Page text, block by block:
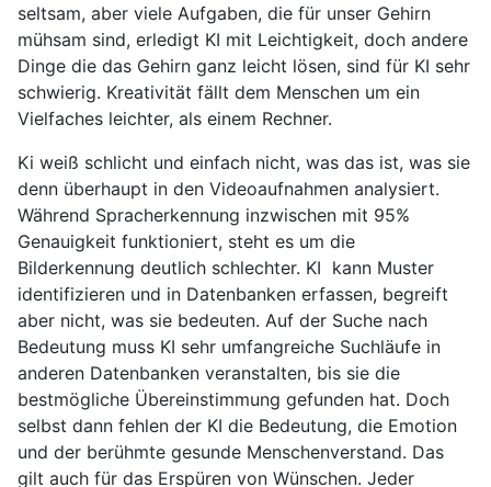
seltsam, aber viele Aufgaben, die für unser Gehirn
mühsam sind, erledigt KI mit Leichtigkeit, doch andere
Dinge die das Gehirn ganz leicht lösen, sind für KI sehr
schwierig. Kreativität fällt dem Menschen um ein
Vielfaches leichter, als einem Rechner.
Ki weiß schlicht und einfach nicht, was das ist, was sie
denn überhaupt in den Videoaufnahmen analysiert.
Während Spracherkennung inzwischen mit 95%
Genauigkeit funktioniert, steht es um die
Bilderkennung deutlich schlechter. KI kann Muster
identifizieren und in Datenbanken erfassen, begreift
aber nicht, was sie bedeuten. Auf der Suche nach
Bedeutung muss KI sehr umfangreiche Suchläufe in
anderen Datenbanken veranstalten, bis sie die
bestmögliche Übereinstimmung gefunden hat. Doch
selbst dann fehlen der KI die Bedeutung, die Emotion
und der berühmte gesunde Menschenverstand. Das
gilt auch für das Erspüren von Wünschen. Jeder